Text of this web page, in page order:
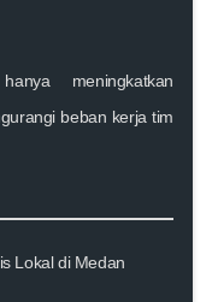
meningkatkan
beban kerja tim
Lokal di Medan